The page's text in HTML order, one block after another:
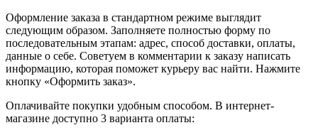
Оформление заказа в стандартном режиме выглядит
следующим образом. Заполняете полностью форму по
последовательным этапам: адрес, способ доставки, оплаты,
данные о себе. Советуем в комментарии к заказу написать
информацию, которая поможет курьеру вас найти. Нажмите
кнопку «Оформить заказ».
Оплачивайте покупки удобным способом. В интернет-
магазине доступно 3 варианта оплаты: